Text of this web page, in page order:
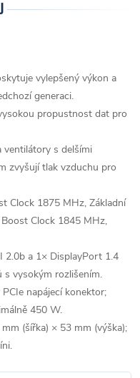
vylepšený výkon a
generaci.
propustnost dat pro
ventilátory s delšími
zvyšují tlak vzduchu pro
Clock 1875 MHz, Základní
Clock 1845 MHz,
2.0b a 1× DisplayPort 1.4
vysokým rozlišením.
napájecí konektor;
450 W.
(šířka) × 53 mm (výška);